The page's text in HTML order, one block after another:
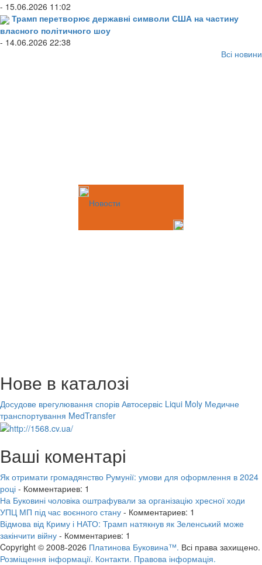
- 15.06.2026 11:02
Трамп перетворює державні символи США на частину
власного політичного шоу
- 14.06.2026 22:38
Всі новини
Новости
Нове в каталозі
Досудове врегулювання спорів Автосервіс Liqui Moly Медичне
транспортування MedTransfer
Ваші коментарі
Як отримати громадянство Румунії: умови для оформлення в 2024
році - Комментариев: 1
На Буковині чоловіка оштрафували за організацію хресної ходи
УПЦ МП під час воєнного стану - Комментариев: 1
Відмова від Криму і НАТО: Трамп натякнув як Зеленський може
закінчити війну - Комментариев: 1
Copyright © 2008-2026 Платинова Буковина™. Всі права захищено.
Розміщення інформації. Контакти. Правова інформація.